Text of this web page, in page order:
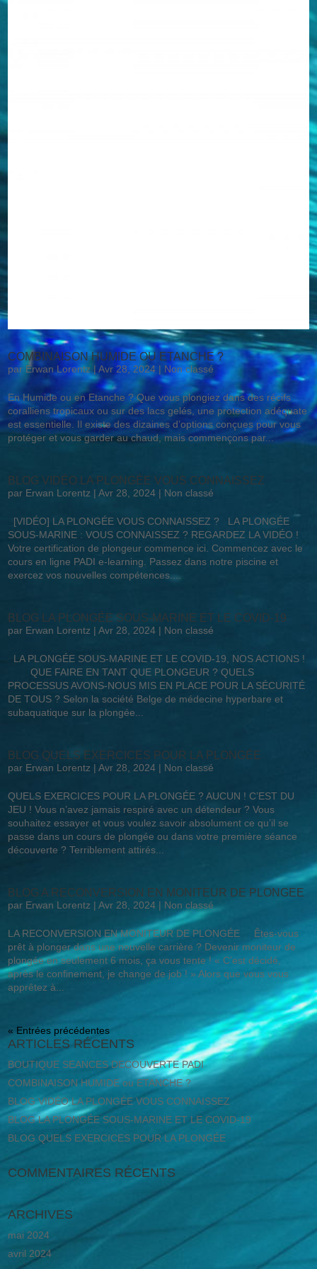
COMBINAISON HUMIDE OU ETANCHE ?
par Erwan Lorentz|Avr 28, 2024 | Non classé
En Humide ou en Etanche ? Que vous plongiez dans des récifs
coralliens tropicaux ou sur des lacs gelés, une protection adéquate
est essentielle. Il existe des dizaines d’options conçues pour vous
protéger et vous garder au chaud, mais commençons par...
BLOG VIDÉO LA PLONGÉE VOUS CONNAISSEZ
par Erwan Lorentz |Avr 28, 2024 | Non classé
[VIDÉO] LA PLONGÉE VOUS CONNAISSEZ ? LA PLONGÉE
SOUS-MARINE : VOUS CONNAISSEZ ? REGARDEZ LA VIDÉO !
Votre certification de plongeur commence ici. Commencez avec le
cours en ligne PADI e-learning. Passez dans notre piscine et
exercez vos nouvelles compétences....
BLOG LA PLONGÉE SOUS-MARINE ET LE COVID-19
par Erwan Lorentz |Avr 28, 2024 | Non classé
LA PLONGÉE SOUS-MARINE ET LE COVID-19, NOS ACTIONS !
QUE FAIRE EN TANT QUE PLONGEUR ? QUELS
PROCESSUS AVONS-NOUS MIS EN PLACE POUR LA SÉCURITÉ
DE TOUS ? Selon la société Belge de médecine hyperbare et
subaquatique sur la plongée...
BLOG QUELS EXERCICES POUR LA PLONGÉE
par Erwan Lorentz |Avr 28, 2024 | Non classé
QUELS EXERCICES POUR LA PLONGÉE ? AUCUN ! C’EST DU
JEU ! Vous n’avez jamais respiré avec un détendeur ? Vous
souhaitez essayer et vous voulez savoir absolument ce qu’il se
passe dans un cours de plongée ou dans votre première séance
découverte ? Terriblement attirés...
BLOG A RECONVERSION EN MONITEUR DE PLONGEE
par Erwan Lorentz |Avr 28, 2024 | Non classé
LA RECONVERSION EN MONITEUR DE PLONGÉE Êtes-vous
prêt à plonger dans une nouvelle carrière ? Devenir moniteur de
plongée en seulement 6 mois, ça vous tente ! « C’est décidé,
après le confinement, je change de job ! » Alors que vous vous
apprêtez à...
« Entrées précédentes
ARTICLES RÉCENTS
BOUTIQUE SEANCES DECOUVERTE PADI
COMBINAISON HUMIDE ou ETANCHE ?
BLOG VIDÉO LA PLONGÉE VOUS CONNAISSEZ
BLOG LA PLONGÉE SOUS-MARINE ET LE COVID-19
BLOG QUELS EXERCICES POUR LA PLONGÉE
COMMENTAIRES RÉCENTS
ARCHIVES
mai 2024
avril 2024